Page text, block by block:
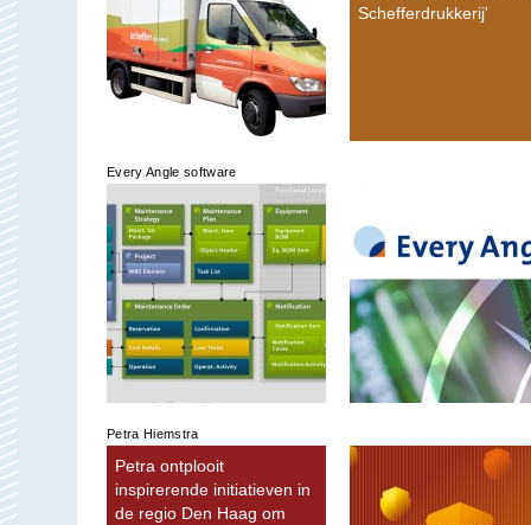
Schefferdrukkerij'
Every Angle software
Petra Hiemstra
Petra ontplooit
inspirerende initiatieven in
de regio Den Haag om